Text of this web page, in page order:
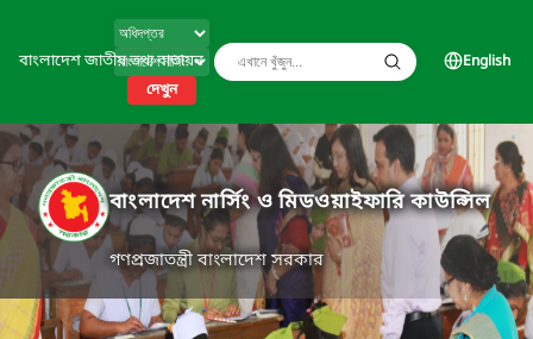
বাংলাদেশ জাতীয় তথ্য বাতায়ন
দেখুন
English
বাংলাদেশ নার্সিং ও মিডওয়াইফারি কাউন্সিল
গণপ্রজাতন্ত্রী বাংলাদেশ সরকার